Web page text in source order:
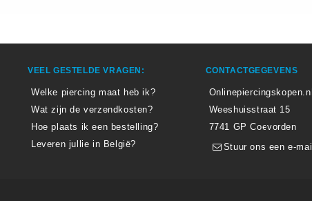
VEEL GESTELDE VRAGEN:
Welke piercing maat heb ik?
Wat zijn de verzendkosten?
Hoe plaats ik een bestelling?
Leveren jullie in België?
CONTACTGEGEVENS
Onlinepiercingskopen.nl
Weeshuisstraat 15
7741 GP Coevorden
Stuur ons een e-mail